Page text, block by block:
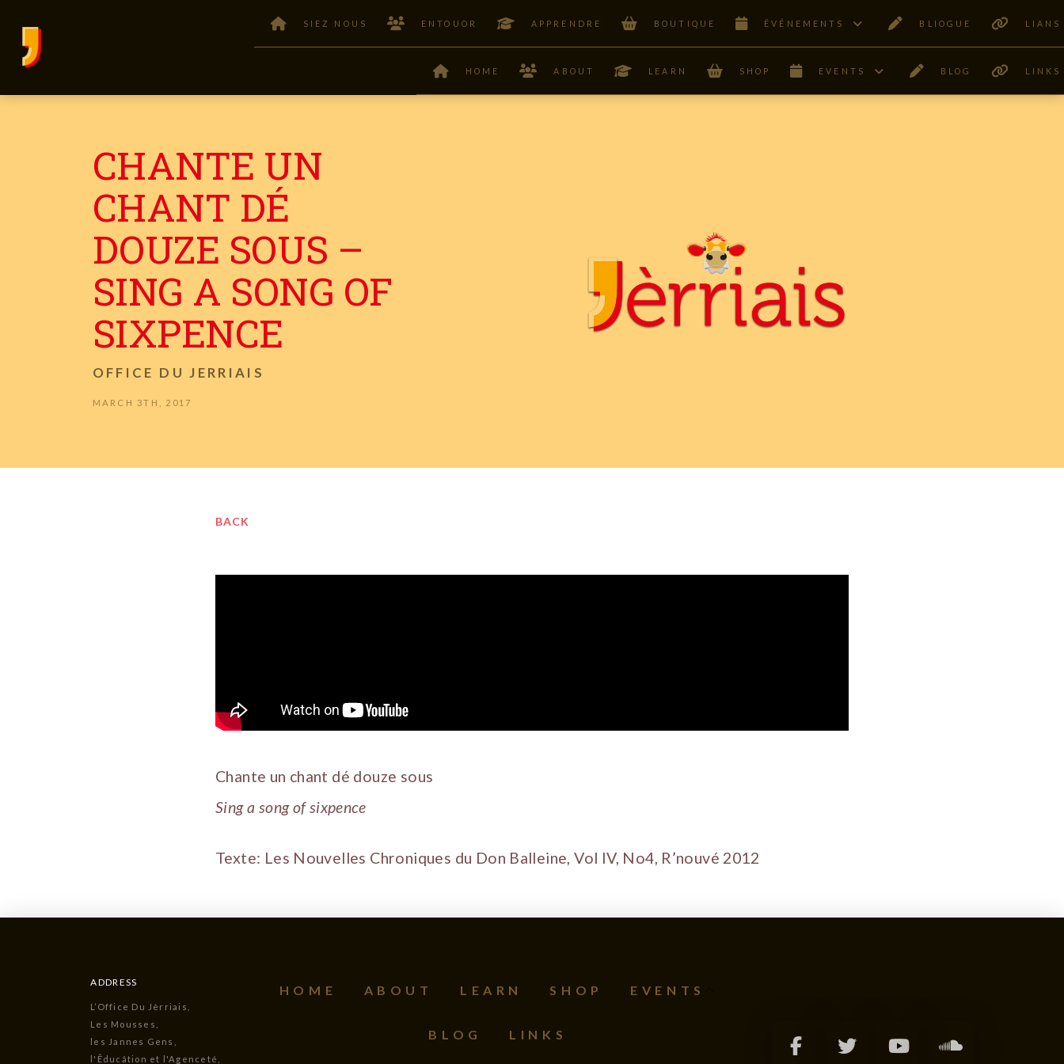
SIEZ NOUS ENTOUOR APPRENDRE BOUTIQUE ÊVÉNEMENTS BLIOGUE LIANS
HOME ABOUT LEARN SHOP EVENTS BLOG LINKS
CHANTE UN
CHANT DÉ
DOUZE SOUS –
SING A SONG OF
SIXPENCE
OFFICE DU JERRIAIS
MARCH 3TH, 2017
BACK
Chante un chant dé douze sous
Sing a song of sixpence
Texte: Les Nouvelles Chroniques du Don Balleine, Vol IV, No4, R’nouvé 2012
ADDRESS
L’Office Du Jèrriais,
Les Mousses,
les Jannes Gens,
l'Êducâtion et l'Agenceté,
HOME ABOUT LEARN SHOP EVENTS
BLOG LINKS